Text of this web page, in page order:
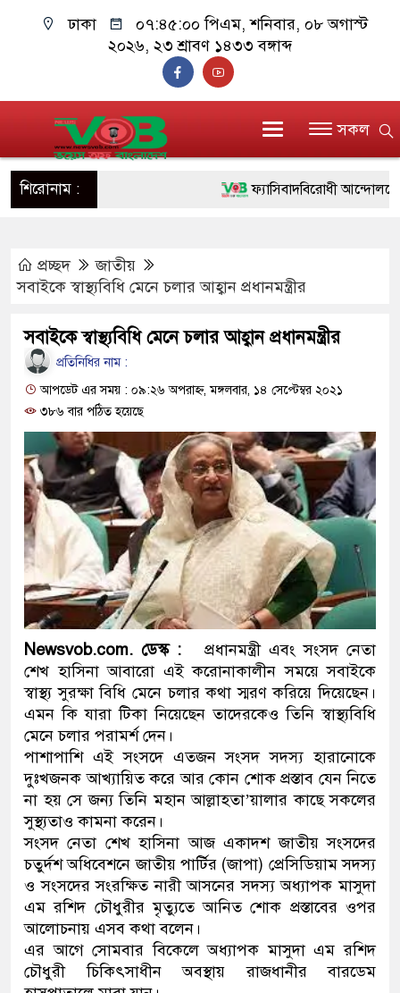
ঢাকা ০৭:৪৫:০১ পিএম, শনিবার, ০৮ অগাস্ট
২০২৬, ২৩ শ্রাবণ ১৪৩৩ বঙ্গাব্দ
সকল
শিরোনাম : ফ্যাসিবাদবিরোধী আন্দোলনে
উদ্ধার
মিরপুর মডেল থানার অভিযানে
মাদক কারবারি গ্রেফতার
২৮ লাখ টাকার জাল নোটসহ
থানা পুলিশ
যেকোনো সময় বেনজীরের
নেতৃত্ব ও গণতন্ত্রের মূর্তমান
যে ভাবে ডেভিড ইমনের কাছে
‘আজহার খান’
অবৈধ বিদেশি পিস্তল, ম্যাগাজিন
জড়িত কিশোর গ্যাংয়ের চার শিশু আটক
ডাকাতির প্রস্তুতিকালে দুইজনকে
থানা পুলিশ
প্রচ্ছদ
জাতীয়
সবাইকে স্বাস্থ্যবিধি মেনে চলার আহ্বান প্রধানমন্ত্রীর
সবাইকে স্বাস্থ্যবিধি মেনে চলার আহ্বান প্রধানমন্ত্রীর
প্রতিনিধির নাম :
আপডেট এর সময় : ০৯:২৬ অপরাহ্ন, মঙ্গলবার, ১৪ সেপ্টেম্বর ২০২১
৩৮৬ বার পঠিত হয়েছে
Newsvob.com. ডেস্ক :প্রধানমন্ত্রী এবং সংসদ নেতা
শেখ হাসিনা আবারো এই করোনাকালীন সময়ে সবাইকে
স্বাস্থ্য সুরক্ষা বিধি মেনে চলার কথা স্মরণ করিয়ে দিয়েছেন।
এমন কি যারা টিকা নিয়েছেন তাদেরকেও তিনি স্বাস্থ্যবিধি
মেনে চলার পরামর্শ দেন।
পাশাপাশি এই সংসদে এতজন সংসদ সদস্য হারানোকে
দুঃখজনক আখ্যায়িত করে আর কোন শোক প্রস্তাব যেন নিতে
না হয় সে জন্য তিনি মহান আল্লাহতা’য়ালার কাছে সকলের
সুস্থ্যতাও কামনা করেন।
সংসদ নেতা শেখ হাসিনা আজ একাদশ জাতীয় সংসদের
চতুর্দশ অধিবেশনে জাতীয় পার্টির (জাপা) প্রেসিডিয়াম সদস্য
ও সংসদের সংরক্ষিত নারী আসনের সদস্য অধ্যাপক মাসুদা
এম রশিদ চৌধুরীর মৃত্যুতে আনিত শোক প্রস্তাবের ওপর
আলোচনায় এসব কথা বলেন।
এর আগে সোমবার বিকেলে অধ্যাপক মাসুদা এম রশিদ
চৌধুরী চিকিৎসাধীন অবস্থায় রাজধানীর বারডেম